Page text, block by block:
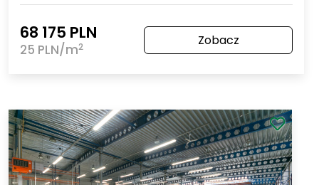
68 175 PLN
25 PLN/m2 Zobacz